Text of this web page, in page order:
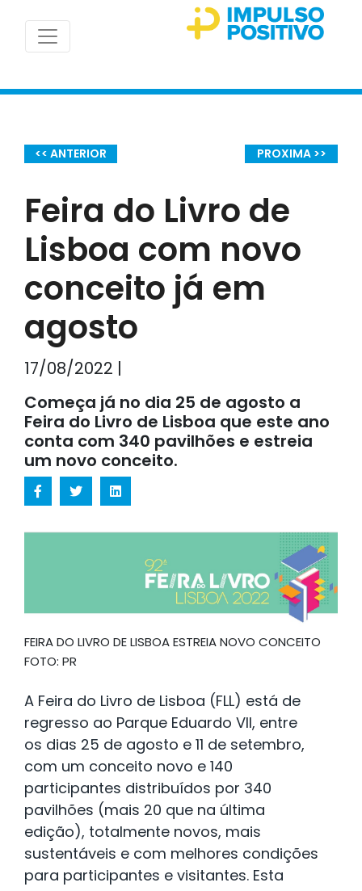
<< ANTERIOR PROXIMA >>
Feira do Livro de
Lisboa com novo
conceito já em
agosto
17/08/2022 |
Começa já no dia 25 de agosto a
Feira do Livro de Lisboa que este ano
conta com 340 pavilhões e estreia
um novo conceito.
FEIRA DO LIVRO DE LISBOA ESTREIA NOVO CONCEITO
FOTO: PR
A Feira do Livro de Lisboa (FLL) está de
regresso ao Parque Eduardo VII, entre
os dias 25 de agosto e 11 de setembro,
com um conceito novo e 140
participantes distribuídos por 340
pavilhões (mais 20 que na última
edição), totalmente novos, mais
sustentáveis e com melhores condições
para participantes e visitantes. Esta